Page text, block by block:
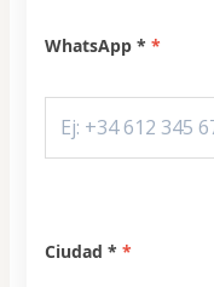
WhatsApp *
Ciudad *